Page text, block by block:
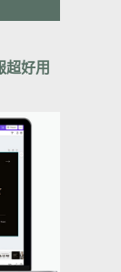
超好用